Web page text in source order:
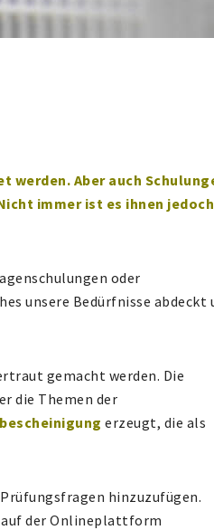
Aber auch
immer ist es ihnen jedoch
oder
unsere Bedürfnisse abdeckt
gemacht werden. Die
die Themen der
erzeugt, die als
hinzuzufügen.
auf der Onlineplattform